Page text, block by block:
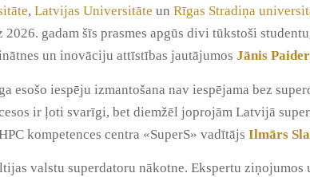
, Latvijas Universitāte un Rīgas Stradiņa
gadam šīs prasmes apgūs divi tūkstoši
un inovāciju attīstības jautājumos Jānis
iespēju izmantošana nav iespējama bez
ir ļoti svarīgi, bet diemžēl joprojām Latvijā
kompetences centra «SuperS» vadītājs Ilmārs
valstu superdatoru nākotne. Ekspertu